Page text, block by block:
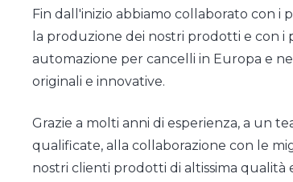
Fin dall'inizio abbiamo collaborato con
la produzione dei nostri prodotti e con
automazione per cancelli in Europa e
originali e innovative.
Grazie a molti anni di esperienza, a un
qualificate, alla collaborazione con le
nostri clienti prodotti di altissima qualità